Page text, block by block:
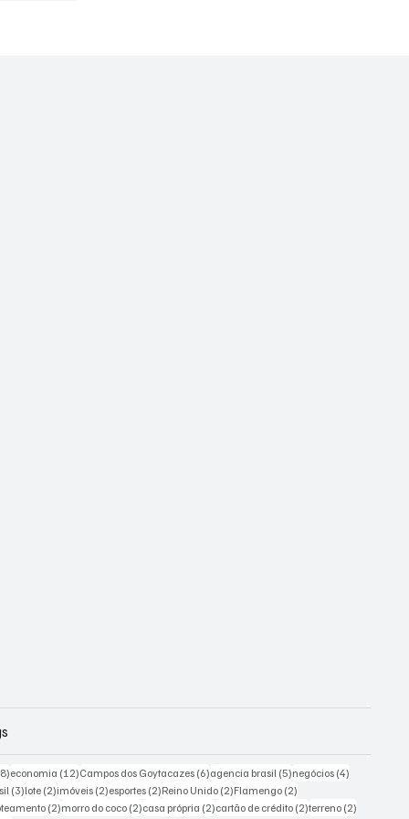
18 posts
economia (12)12 posts
Campos dos Goytacazes (6)6 posts
agencia brasil (5)5 posts
negócios (4)
(3)3 posts
lote (2)2 posts
imóveis (2)2 posts
esportes (2)2 posts
Reino Unido (2)2 posts
Flamengo (2)
(2)2 posts
morro do coco (2)2 posts
casa própria (2)2 posts
cartão de crédito (2)2 posts
terreno (2)